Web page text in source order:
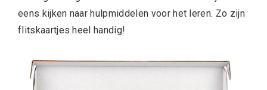
eens kijken naar hulpmiddelen voor het leren. Zo zijn
flitskaartjes heel handig!